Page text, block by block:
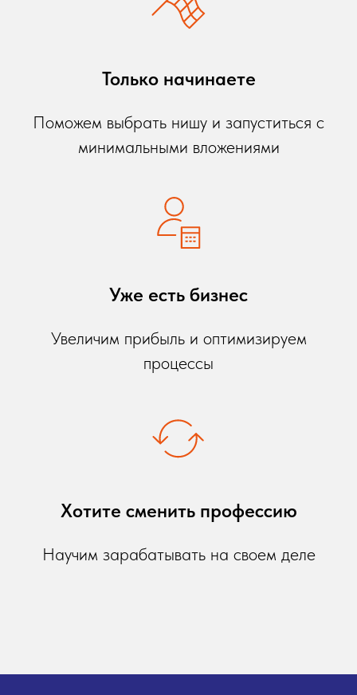
Только начинаете
Поможем выбрать нишу и запуститься с
минимальными вложениями
Уже есть бизнес
Увеличим прибыль и оптимизируем
процессы
Хотите сменить профессию
Научим зарабатывать на своем деле